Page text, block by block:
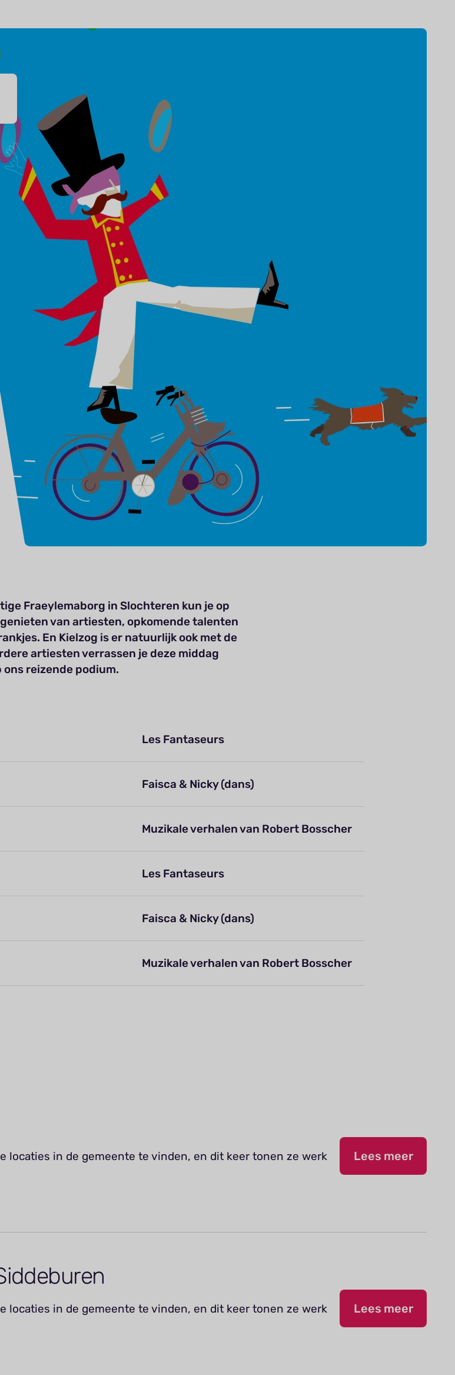
Fraeylemaborg in Slochteren kun je op
van artiesten, opkomende talenten
En Kielzog is er natuurlijk ook met de
artiesten verrassen je deze middag
ons reizende podium.
Les Fantaseurs
Faisca & Nicky (dans)
Muzikale verhalen van Robert Bosscher
Les Fantaseurs
Faisca & Nicky (dans)
Muzikale verhalen van Robert Bosscher
locaties in de gemeente te vinden, en dit keer tonen ze werk
Lees meer
locaties in de gemeente te vinden, en dit keer tonen ze werk
Lees meer